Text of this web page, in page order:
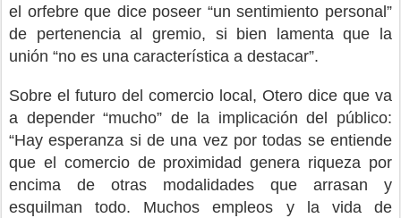
el orfebre que dice poseer “un sentimiento personal”
de pertenencia al gremio, si bien lamenta que la
unión “no es una característica a destacar”.
Sobre el futuro del comercio local, Otero dice que va
a depender “mucho” de la implicación del público:
“Hay esperanza si de una vez por todas se entiende
que el comercio de proximidad genera riqueza por
encima de otras modalidades que arrasan y
esquilman todo. Muchos empleos y la vida de